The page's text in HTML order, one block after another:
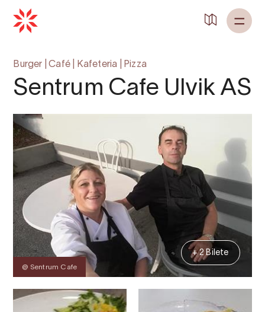
Burger |Café Kafeteria Pizza
Sentrum Cafe Ulvik AS
@ Sentrum Cafe
+ 2 Bilete